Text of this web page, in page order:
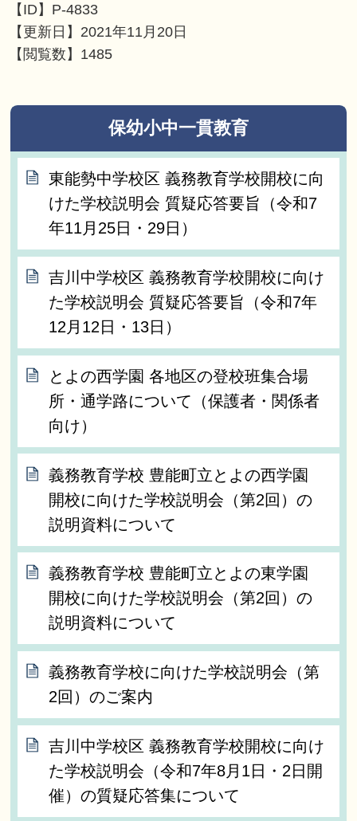
【ID】 P-4833
【更新日】 2021年11月20日
【閲覧数】 1485
保幼小中一貫教育
東能勢中学校区 義務教育学校開校に向
けた学校説明会 質疑応答要旨（令和7
年11月25日・29日）
吉川中学校区 義務教育学校開校に向け
た学校説明会 質疑応答要旨（令和7年
12月12日・13日）
とよの西学園 各地区の登校班集合場
所・通学路について（保護者・関係者
向け）
義務教育学校 豊能町立とよの西学園
開校に向けた学校説明会（第2回）の
説明資料について
義務教育学校 豊能町立とよの東学園
開校に向けた学校説明会（第2回）の
説明資料について
義務教育学校に向けた学校説明会（第
2回）のご案内
吉川中学校区 義務教育学校開校に向け
た学校説明会（令和7年8月1日・2日開
催）の質疑応答集について